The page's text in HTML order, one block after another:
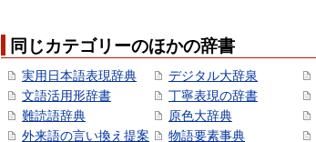
同じカテゴリーのほかの辞書
実用日本語表現辞典
文語活用形辞書
難読語辞典
外来語の言い換え提案
デジタル大辞泉
丁寧表現の辞書
原色大辞典
物語要素事典